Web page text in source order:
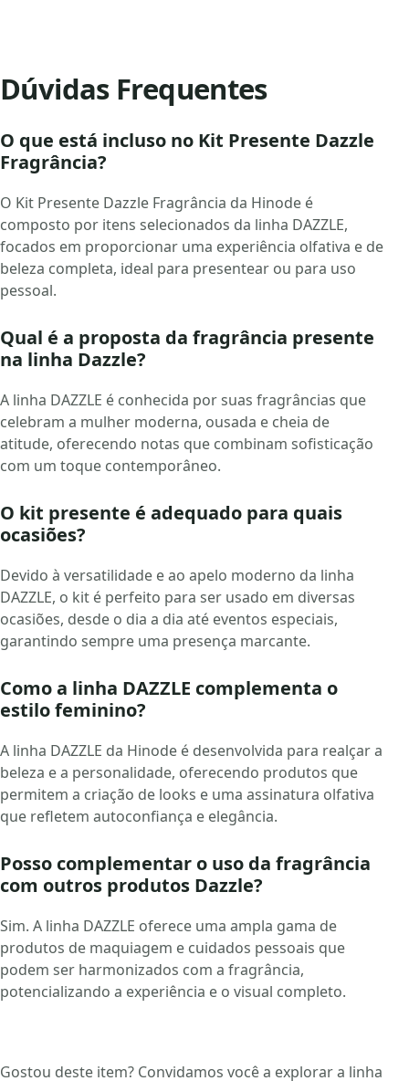
Dúvidas Frequentes
O que está incluso no Kit Presente Dazzle
Fragrância?
O Kit Presente Dazzle Fragrância da Hinode é
composto por itens selecionados da linha DAZZLE,
focados em proporcionar uma experiência olfativa e de
beleza completa, ideal para presentear ou para uso
pessoal.
Qual é a proposta da fragrância presente
na linha Dazzle?
A linha DAZZLE é conhecida por suas fragrâncias que
celebram a mulher moderna, ousada e cheia de
atitude, oferecendo notas que combinam sofisticação
com um toque contemporâneo.
O kit presente é adequado para quais
ocasiões?
Devido à versatilidade e ao apelo moderno da linha
DAZZLE, o kit é perfeito para ser usado em diversas
ocasiões, desde o dia a dia até eventos especiais,
garantindo sempre uma presença marcante.
Como a linha DAZZLE complementa o
estilo feminino?
A linha DAZZLE da Hinode é desenvolvida para realçar a
beleza e a personalidade, oferecendo produtos que
permitem a criação de looks e uma assinatura olfativa
que refletem autoconfiança e elegância.
Posso complementar o uso da fragrância
com outros produtos Dazzle?
Sim. A linha DAZZLE oferece uma ampla gama de
produtos de maquiagem e cuidados pessoais que
podem ser harmonizados com a fragrância,
potencializando a experiência e o visual completo.
Gostou deste item? Convidamos você a explorar a linha